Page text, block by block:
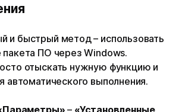
и быстрый метод – использовать
пакета ПО через Windows.
отыскать нужную функцию и
автоматического выполнения.
– «Установленные